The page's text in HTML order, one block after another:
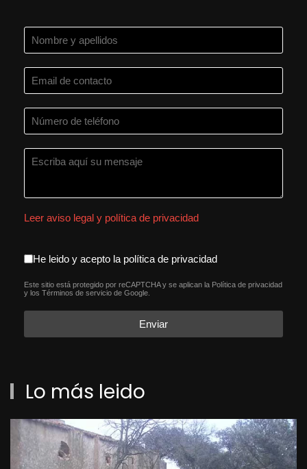
Leer aviso legal y política de privacidad
aceptacion política de
He leido y acepto la política de privacidad
reCAPTCHA*
Este sitio está protegido por reCAPTCHA y se aplican la Política de privacidad
y los Términos de servicio de Google.
Enviar
Lo más leido